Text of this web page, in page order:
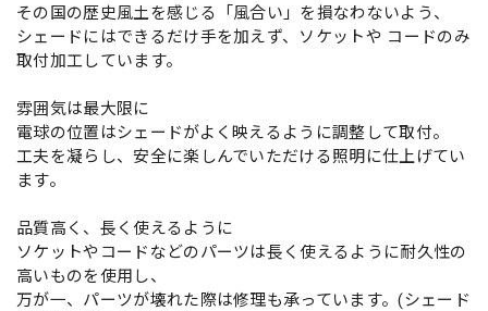
その国の歴史風土を感じる「風合い」を損なわないよう、
シェードにはできるだけ手を加えず、ソケットや コードのみ
取付加工しています。
雰囲気は最大限に
電球の位置はシェードがよく映えるように調整して取付。
工夫を凝らし、安全に楽しんでいただける照明に仕上げてい
ます。
品質高く、長く使えるように
ソケットやコードなどのパーツは長く使えるように耐久性の
高いものを使用し、
万が一、パーツが壊れた際は修理も承っています。(シェード